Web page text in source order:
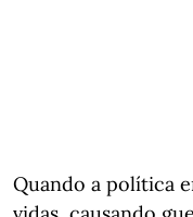
Quando a política